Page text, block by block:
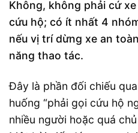
Không, không phải cứ
cứu hộ; có ít nhất 4
nếu vị trí dừng xe an
năng thao tác.
Đây là phần đối chiếu
huống “phải gọi cứu hộ
nhiều người hoặc quá